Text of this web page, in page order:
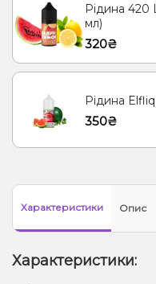
Рідина 420
мл)
320₴
Рідина
350₴
Характеристики Опис
Характеристики: